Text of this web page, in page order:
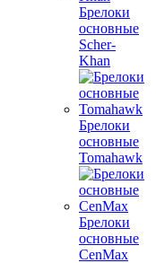
Брелоки
основные
Scher-
Khan
Брелоки
основные
Tomahawk
Брелоки
основные
CenMax